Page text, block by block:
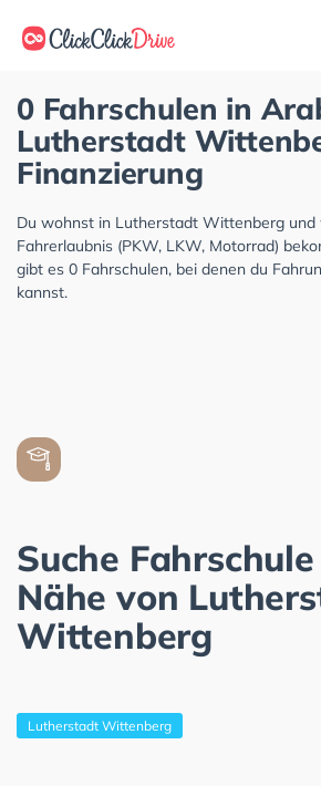
0 Fahrschulen in
Lutherstadt
Finanzierung
Du wohnst in Lutherstadt Wittenberg und
Fahrerlaubnis (PKW, LKW, Motorrad)
gibt es 0 Fahrschulen, bei denen du
kannst.
Suche
Nähe von
Wittenberg
Lutherstadt Wittenberg